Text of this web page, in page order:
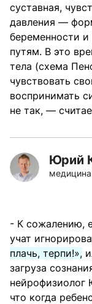
суставная,
давления —
беременности
путям. В это
тела (схема
чувствовать
воспринимать
не так, —
Юрий
медицина
- К сожалению,
учат
плачь, терпи!»,
загруза
что когда